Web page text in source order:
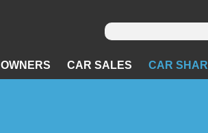
OWNERS CAR SALES CAR